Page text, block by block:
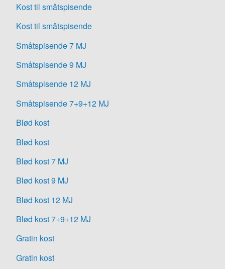
Kost til småtspisende
Kost til småtspisende
Småtspisende 7 MJ
Småtspisende 9 MJ
Småtspisende 12 MJ
Småtspisende 7+9+12 MJ
Blød kost
Blød kost
Blød kost 7 MJ
Blød kost 9 MJ
Blød kost 12 MJ
Blød kost 7+9+12 MJ
Gratin kost
Gratin kost